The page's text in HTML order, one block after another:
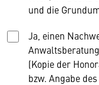
und die
Ja, einen
(Kopie der
bzw. Angabe